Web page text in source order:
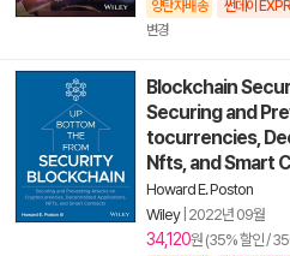
양탄자배송 썬데이
변경
Blockchain
Securing and
tocurrencies,
Nfts, and Smart
Howard E. Poston
Wiley| 2022년 09월
34,120원 (35% 할인 /